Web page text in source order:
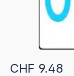
Regulärer Preis:
CHF 9.48